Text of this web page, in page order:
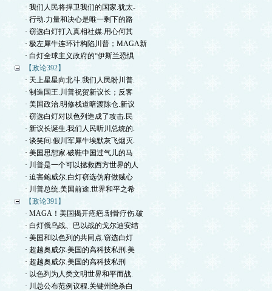
· 我们人民将捍卫我们的国家.犹太-
· 行动.力量和决心是唯一剩下的路
· 窃选白灯打入真相社媒.用心何其
· 极左犀牛连环计构陷川普；MAGA新
· 白灯全球主义政府的“伊斯兰恐惧
【政论392】
· 天上星星向北斗.我们人民盼川普.
· 制造国王.川普祝贺新议长；反客
· 美国政治.明修栈道暗渡陈仓.新议
· 窃选白灯对以色列造成了攻击.民
· 新议长诞生.我们人民听川总统的.
· 谈笑间.假川军犀牛埃默灰飞烟灭.
· 美国思想家.破鞋中国过气儿的马
· 川普是一个可以拯救西方世界的人
· 迫害鲍威尔.白灯窃选伪府做贼心
· 川普总统.美国前途.世界和平之希
【政论391】
· MAGA！美国揭开疮疤.刮骨疗伤.破
· 白灯俄乌战、巴以战的戈尔迪安结
· 美国和以色列的共同点.窃选白灯
· 超越奥威尔.美国的高科技私刑.美
· 超越奥威尔.美国的高科技私刑
· 以色列为人类文明世界和平而战.
· 川总公布范例议程.关键州绝杀白